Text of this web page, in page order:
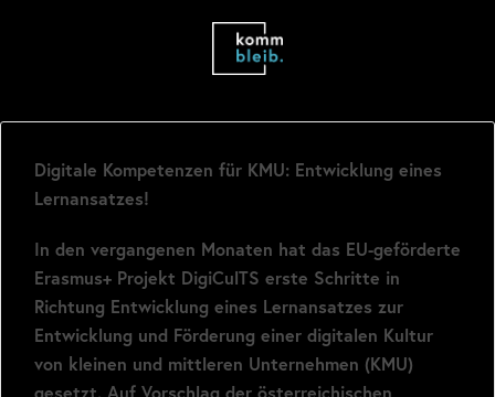
Digitale Kompetenzen für KMU: Entwicklung eines
Lernansatzes!
In den vergangenen Monaten hat das EU-geförderte
Erasmus+ Projekt DigiCulTS erste Schritte in
Richtung Entwicklung eines Lernansatzes zur
Entwicklung und Förderung einer digitalen Kultur
von kleinen und mittleren Unternehmen (KMU)
gesetzt. Auf Vorschlag der österreichischen